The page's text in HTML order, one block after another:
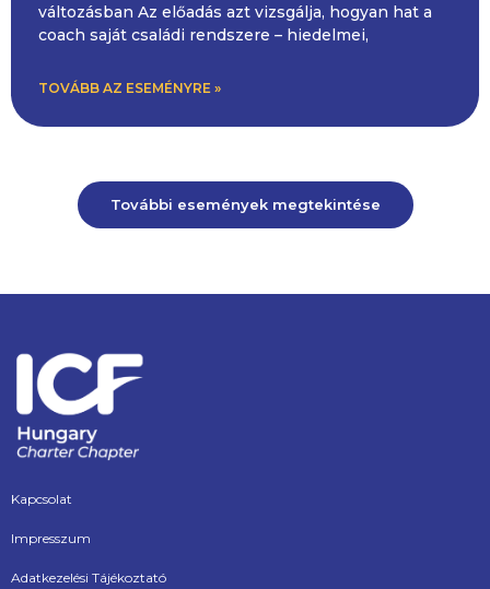
változásban Az előadás azt vizsgálja, hogyan hat a
coach saját családi rendszere – hiedelmei,
TOVÁBB AZ ESEMÉNYRE »
További események megtekintése
Kapcsolat
Impresszum
Adatkezelési Tájékoztató